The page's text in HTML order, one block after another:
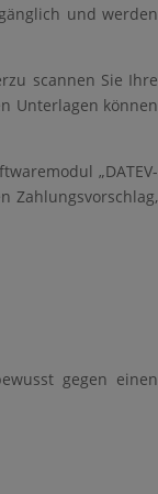
und werden
scannen Sie Ihre
Unterlagen können
„DATEV-
Zahlungsvorschlag,
gegen einen